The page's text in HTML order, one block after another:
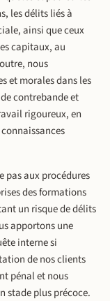
les délits liés à
ainsi que ceux
capitaux, au
nous
et morales dans les
contrebande et
rigoureux, en
pas aux procédures
des formations
un risque de délits
apportons une
interne si
de nos clients
pénal et nous
stade plus précoce.